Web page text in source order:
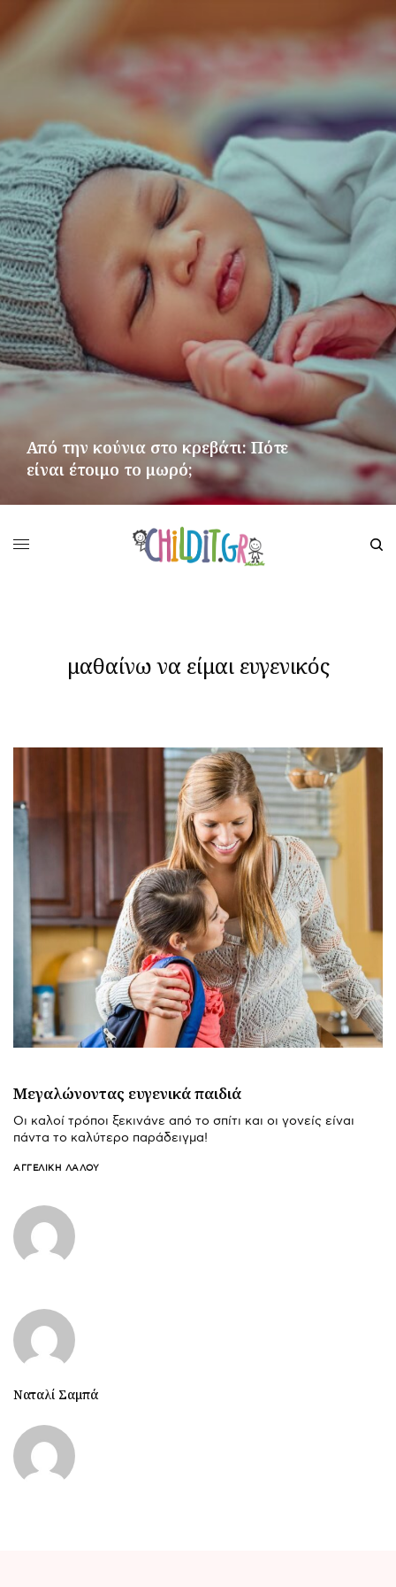
Από την κούνια στο κρεβάτι: Πότε
είναι έτοιμο το μωρό;
μαθαίνω να είμαι ευγενικός
Μεγαλώνοντας ευγενικά παιδιά
Οι καλοί τρόποι ξεκινάνε από το σπίτι και οι γονείς είναι
πάντα το καλύτερο παράδειγμα!
ΑΓΓΕΛΙΚΉ ΛΆΛΟΥ
Ναταλί Σαμπά